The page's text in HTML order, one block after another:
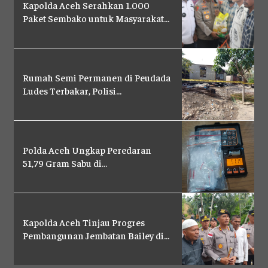
PENSAT
PENSAT
POLRI TV
MAJALAH TBN
PENSAT
PENSAT
POLRI TV
MAJALAH TBN
PENSAT
POLRES
LAYANAN MASYARAKAT
KONTAK
PPID
SATKER
PENSAT
POLRES
LAYANAN MASYARAKAT
KONTAK
PPID
SATKER
Kapolda Aceh Serahkan 1.000
Paket Sembako untuk Masyarakat...
Rumah Semi Permanen di Peudada
Ludes Terbakar, Polisi...
Polda Aceh Ungkap Peredaran
51,79 Gram Sabu di...
Kapolda Aceh Tinjau Progres
Pembangunan Jembatan Bailey di...